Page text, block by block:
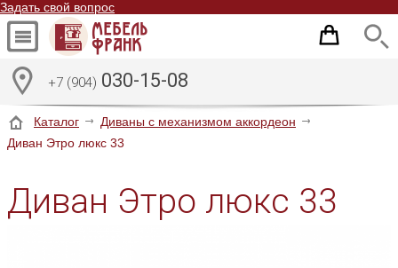
Задать свой вопрос
+7 (904) 030-15-08
Каталог
Диваны с механизмом аккордеон
Диван Этро люкс 33
Диван Этро люкс 33